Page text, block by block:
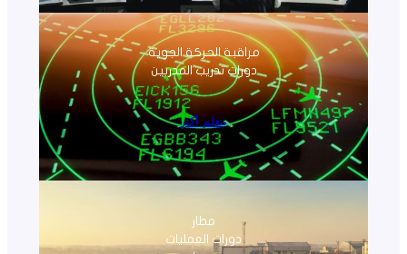
مراقبة الحركة الجوية
دورات تدريب المدربين
يتعلم أكثر
مطار
دورات العمليات